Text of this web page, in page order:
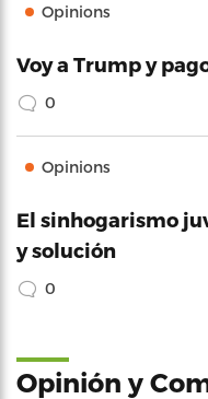
Opinions
Voy a Trump y
0
Opinions
El sinhogarismo
y solución
0
Opinión y